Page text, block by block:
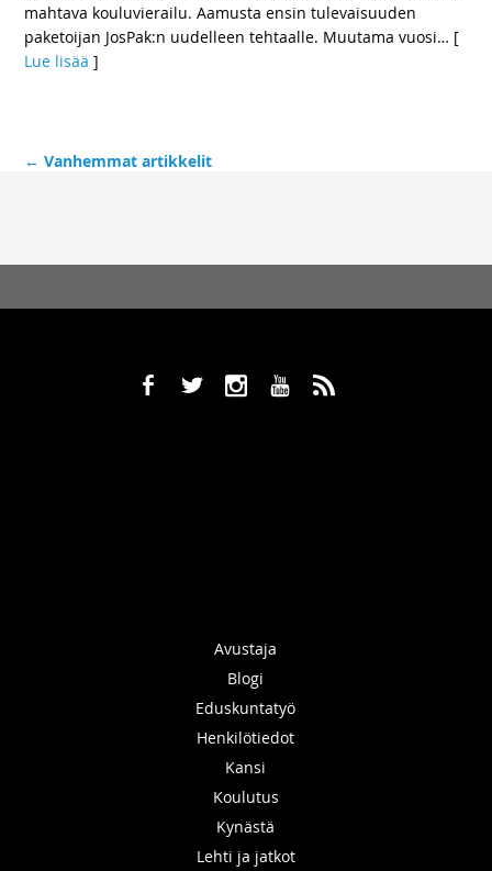
mahtava kouluvierailu. Aamusta ensin tulevaisuuden
paketoijan JosPak:n uudelleen tehtaalle. Muutama vuosi… [
Lue lisää ]
← Vanhemmat artikkelit
b a x r ,
Avustaja
Blogi
Eduskuntatyö
Henkilötiedot
Kansi
Koulutus
Kynästä
Lehti ja jatkot